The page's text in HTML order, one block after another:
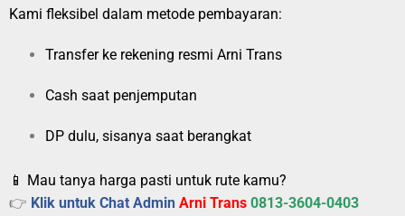
Kami fleksibel dalam metode pembayaran:
Transfer ke rekening resmi Arni Trans
Cash saat penjemputan
DP dulu, sisanya saat berangkat
📱 Mau tanya harga pasti untuk rute kamu?
👉 Klik untuk Chat Admin Arni Trans 0813-3604-0403